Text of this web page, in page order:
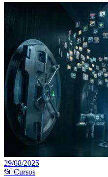
29/08/2025
📂 Cursos